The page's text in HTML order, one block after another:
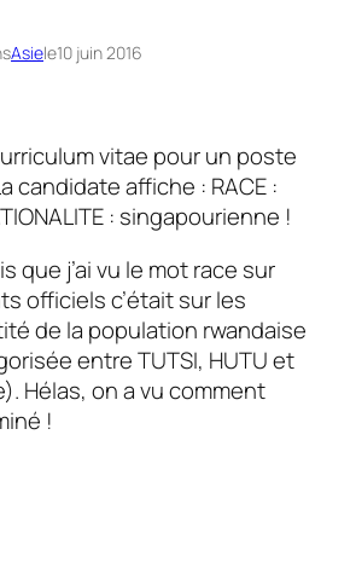
Asiele10 juin 2016
vitae pour un poste
candidate affiche : RACE :
: singapourienne !
que j’ai vu le mot race sur
officiels c’était sur les
de la population rwandaise
entre TUTSI, HUTU et
Hélas, on a vu comment
!